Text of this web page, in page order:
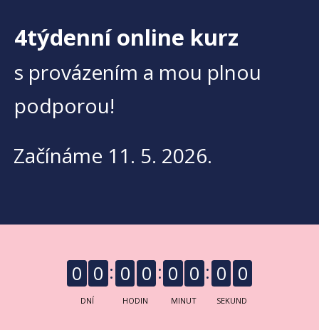
4týdenní online kurz
s provázením a mou plnou
podporou!
Začínáme 11. 5. 2026.
0 0
DNÍ
0 0
HODIN
0 0
MINUT
0 0
SEKUND